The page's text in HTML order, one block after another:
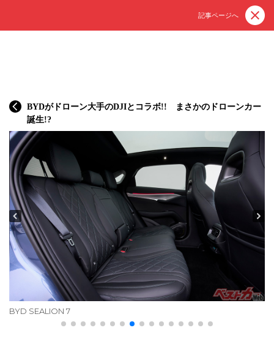
記事ページへ
BYDがドローン大手のDJIとコラボ!! まさかのドローンカー
誕生!?
BYD SEALION 7